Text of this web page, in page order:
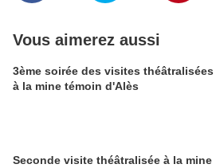
Vous aimerez aussi
3ème soirée des visites théâtralisées
à la mine témoin d'Alès
Seconde visite théâtralisée à la mine